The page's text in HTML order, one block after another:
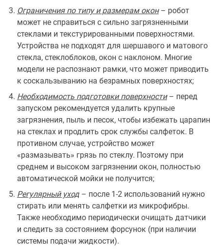
Ограничения по типу и размерам окон– робот
может не справиться с сильно загрязненными
стеклами и текстурированными поверхностями.
Устройства не подходят для шершавого и матового
стекла, стеклоблоков, окон с наклоном. Многие
модели не распознают рамки, что может приводить
к соскальзыванию на безрамных поверхностях;
Необходимость подготовки поверхности– перед
запуском рекомендуется удалить крупные
загрязнения, пыль и песок, чтобы избежать царапин
на стеклах и продлить срок службы салфеток. В
противном случае, устройство может
«размазывать» грязь по стеклу. Поэтому при
среднем и высоком загрязнении окон, полностью
автоматической мойки не получится;
Регулярный уход – после 1-2 использований нужно
стирать или менять салфетки из микрофибры.
Также необходимо периодически очищать датчики
и следить за состоянием форсунок (при наличии
системы подачи жидкости).